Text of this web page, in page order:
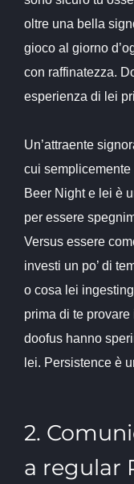
oltre una bella
gioco al giorno
con raffinatezza.
esperienza di lei
Un’attraente
cui
Beer Night e lei è
per essere
Versus essere
investi un po’ di
o cosa lei
prima di te
doofus hanno
lei. Persistence è
2.
a regular